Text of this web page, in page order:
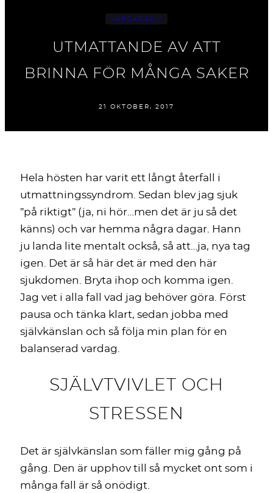
VARDAGSLIV
UTMATTANDE AV ATT
BRINNA FÖR MÅNGA SAKER
21 OKTOBER, 2017
Hela hösten har varit ett långt återfall i
utmattningssyndrom. Sedan blev jag sjuk
”på riktigt” (ja, ni hör…men det är ju så det
känns) och var hemma några dagar. Hann
ju landa lite mentalt också, så att…ja, nya tag
igen. Det är så här det är med den här
sjukdomen. Bryta ihop och komma igen.
Jag vet i alla fall vad jag behöver göra. Först
pausa och tänka klart, sedan jobba med
självkänslan och så följa min plan för en
balanserad vardag.
SJÄLVTVIVLET OCH
STRESSEN
Det är självkänslan som fäller mig gång på
gång. Den är upphov till så mycket ont som i
många fall är så onödigt.